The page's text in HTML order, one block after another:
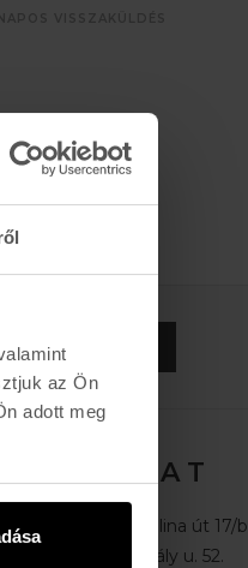
az Ön
adott meg
FELIRATKOZOM »
A P C S O L A T
1113 Budapest, Karolina út 17/b
1061 Budapest Király u. 52.